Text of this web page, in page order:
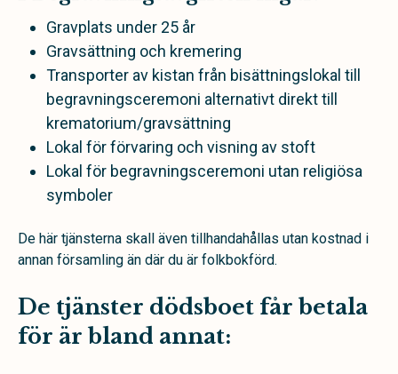
Gravplats under 25 år
Gravsättning och kremering
Transporter av kistan från bisättningslokal till
begravningsceremoni alternativt direkt till
krematorium/gravsättning
Lokal för förvaring och visning av stoft
Lokal för begravningsceremoni utan religiösa
symboler
De här tjänsterna skall även tillhandahållas utan kostnad i
annan församling än där du är folkbokförd.
De tjänster dödsboet får betala
för är bland annat: